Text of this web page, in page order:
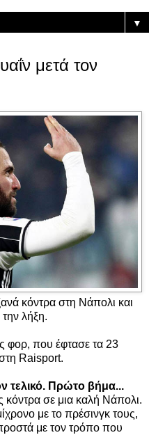
▼
μετά τον
κόντρα στη Νάπολι και
λήξη.
φορ, που έφτασε τα 23
Raisport.
τελικό. Πρώτο βήμα...
σε μια καλή Νάπολι.
με το πρέσινγκ τους,
με τον τρόπο που